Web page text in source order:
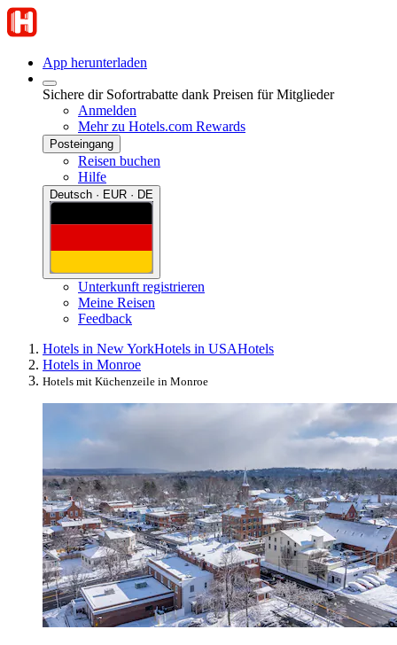
App herunterladen
Sichere dir Sofortrabatte dank Preisen für Mitglieder
Anmelden
Mehr zu Hotels.com Rewards
Posteingang
Reisen buchen
Hilfe
Deutsch · EUR · DE
Unterkunft registrieren
Meine Reisen
Feedback
Hotels in New YorkHotels in USAHotels
Hotels in Monroe
Hotels mit Küchenzeile in Monroe